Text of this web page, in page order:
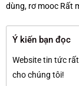
dùng, rơ mooc Rất
Ý kiến bạn đọc
Website tin tức
cho chúng tôi!